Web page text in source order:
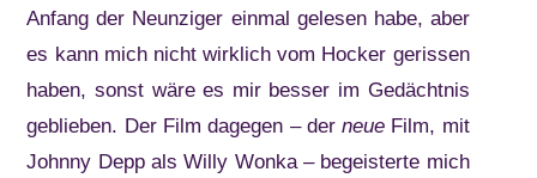
Anfang der Neunziger einmal gelesen habe, aber
es kann mich nicht wirklich vom Hocker gerissen
haben, sonst wäre es mir besser im Gedächtnis
geblieben. Der Film dagegen – derneue Film, mit
Johnny Depp als Willy Wonka – begeisterte mich